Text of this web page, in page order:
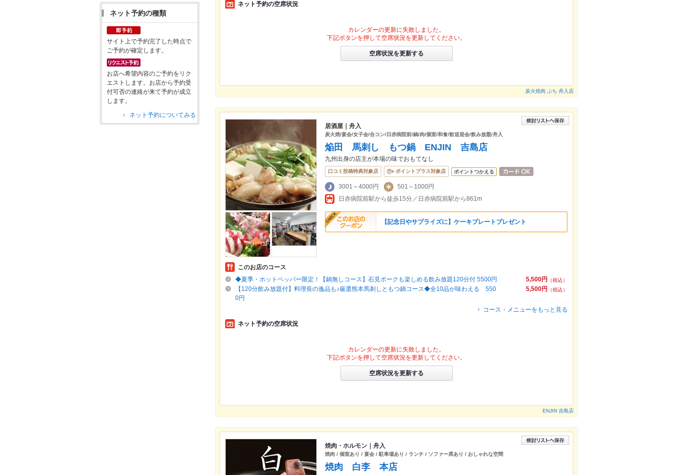
ネット予約の種類
サイト上で予約完了した時点で
ご予約が確定します。
お店へ希望内容のご予約をリク
エストします。お店から予約受
付可否の連絡が来て予約が成立
します。
ネット予約についてみる
ネット予約の空席状況
カレンダーの更新に失敗しました。
下記ボタンを押して空席状況を更新してください。
空席状況を更新する
炭火焼肉 ぶち 舟入店
居酒屋｜舟入
炭火焼/宴会/女子会/合コン/日赤病院前/鍋/肉/個室/和食/歓送迎会/飲み放題/舟入
焔田 馬刺し もつ鍋 ENJIN 吉島店
九州出身の店主が本場の味でおもてなし
口コミ投稿特典対象店 ポイントプラス対象店 ポイントつかえる
3001～4000円
501～1000円
日赤病院前駅から徒歩15分／日赤病院前駅から861m
【記念日やサプライズに】ケーキプレートプレゼント
このお店のコース
5,500円
（税込）
◆夏季・ホットペッパー限定！【鍋無しコース】石見ポークも楽しめる飲み放題120分付 5500円
5,500円
（税込）
【120分飲み放題付】料理長の逸品も♪厳選熊本馬刺しともつ鍋コース◆全10品が味わえる 550
0円
コース・メニューをもっと見る
ネット予約の空席状況
カレンダーの更新に失敗しました。
下記ボタンを押して空席状況を更新してください。
空席状況を更新する
ENJIN 吉島店
焼肉・ホルモン｜舟入
焼肉 / 個室あり / 宴会 / 駐車場あり / ランチ / ソファー席あり / おしゃれな空間
焼肉 白李 本店